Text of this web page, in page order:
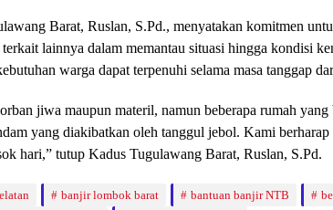
Barat, Ruslan, S.Pd., menyatakan komitmen
lainnya dalam memantau situasi hingga kondisi
warga dapat terpenuhi selama masa tanggap
jiwa maupun materil, namun beberapa rumah yang
yang diakibatkan oleh tanggul jebol. Kami berharap
hari,” tutup Kadus Tugulawang Barat, Ruslan, S.Pd.
banjir lombok barat bantuan banjir NTB